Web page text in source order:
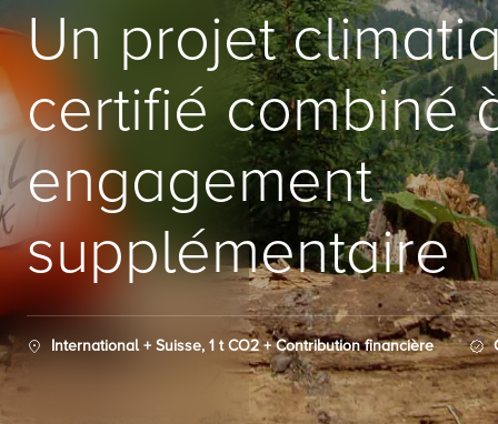
Un projet
certifié combiné
engagement
supplémentaire
International + Suisse, 1 t CO2 + Contribution financière